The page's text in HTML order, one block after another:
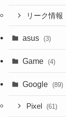
リーク情報
asus (3)
Game (4)
Google (89)
Pixel (61)